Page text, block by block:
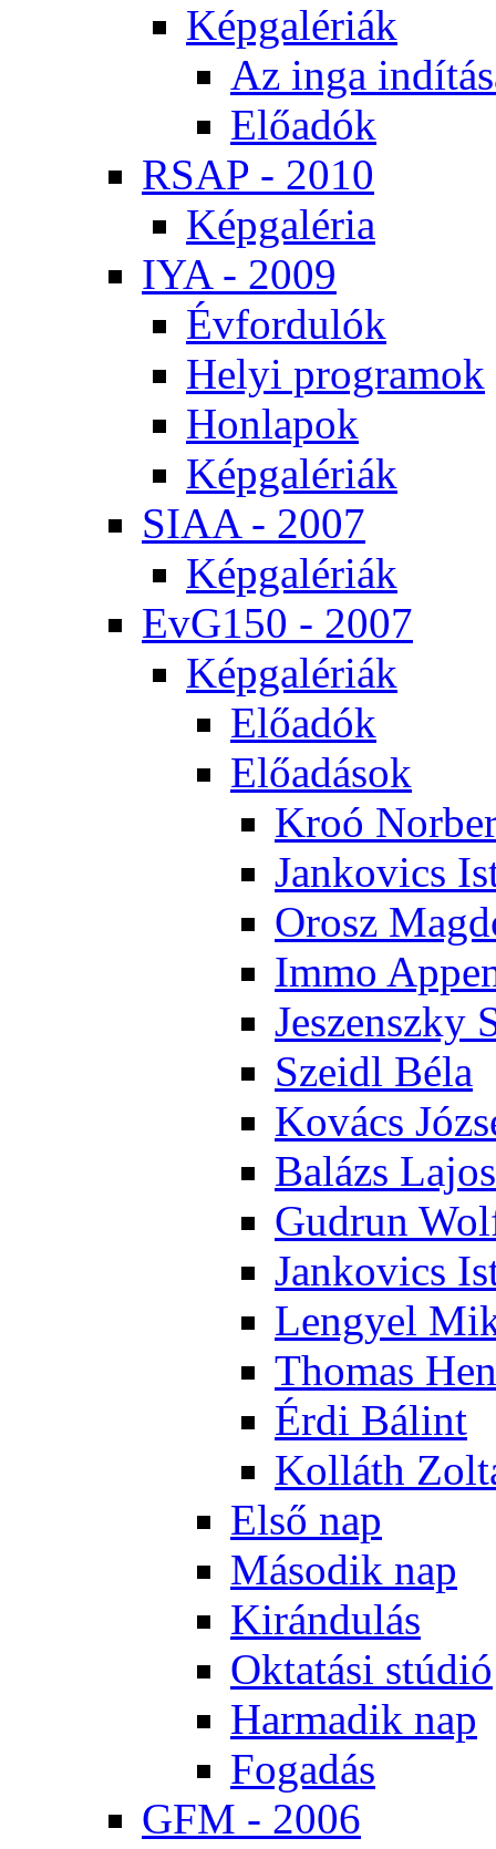
Kép­ga­lé­ri­ák
Az in­ga
Elő­adók
RSAP - 2010
Kép­ga­lé­ria
IYA - 2009
Év­for­du­lók
He­lyi prog­ra­mok
Hon­la­pok
Kép­ga­lé­ri­ák
SI­AA - 2007
Kép­ga­lé­ri­ák
EvG150 - 2007
Kép­ga­lé­ri­ák
Elő­adók
Elő­adá­sok
Kroó
Jan­ko­vics
Orosz
Im­mo
Je­szensz­ky
Szeidl Bé­la
Ko­vács
Ba­lázs La­jos
Gud­run
Jan­ko­vics
Len­gyel
Tho­mas
Ér­di Bá­lint
Kol­láth
El­ső nap
Má­so­dik nap
Ki­rán­du­lás
Ok­ta­tá­si stú­dió
Har­ma­dik nap
Fo­ga­dás
GFM - 2006